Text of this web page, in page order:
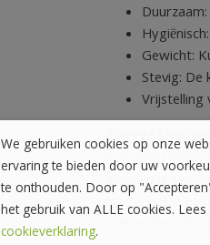
Gewicht:
Stevig:
Vrijstelling
Kunststof
gevallen is een
bijvoorbeeld
chemische
We gebruiken cookies op onze
ervaring te bieden door uw
te onthouden. Door op
het gebruik van ALLE cookies.
cookieverklaring.